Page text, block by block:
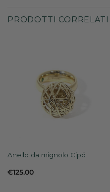
PRODOTTI CORRELATI
Anello da mignolo Cipó
€125.00